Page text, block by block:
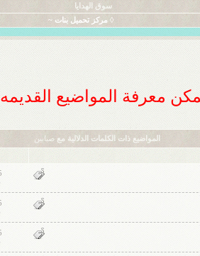
سوق الهدايا
◊ مركز تحميل بنات ~
يمكن معرفة المواضيع
المواضيع ذات الكلمات الدلالية مع صبابين